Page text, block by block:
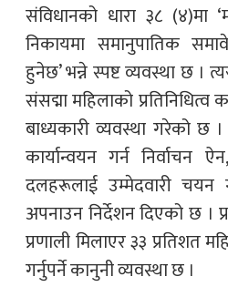
संविधानको धारा ३८ (४)मा
निकायमा समानुपातिक
हुनेछ’ भन्ने स्पष्ट व्यवस्था छ ।
संसद्मा महिलाको प्रतिनिधित्व
बाध्यकारी व्यवस्था गरेको छ
कार्यान्वयन गर्न निर्वाचन
दलहरूलाई उम्मेदवारी चयन
अपनाउन निर्देशन दिएको छ ।
प्रणाली मिलाएर ३३ प्रतिशत
गर्नुपर्ने कानुनी व्यवस्था छ ।